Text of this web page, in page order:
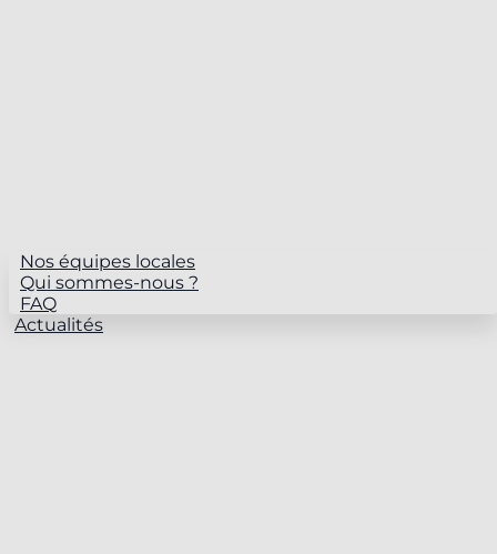
Nos équipes locales
Qui sommes-nous ?
FAQ
Actualités